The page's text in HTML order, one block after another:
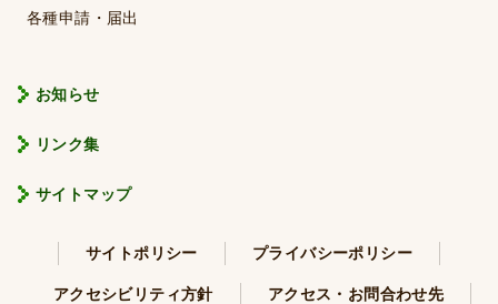
各種申請・届出
お知らせ
リンク集
サイトマップ
サイトポリシー プライバシーポリシー
アクセシビリティ方針 アクセス・お問合わせ先